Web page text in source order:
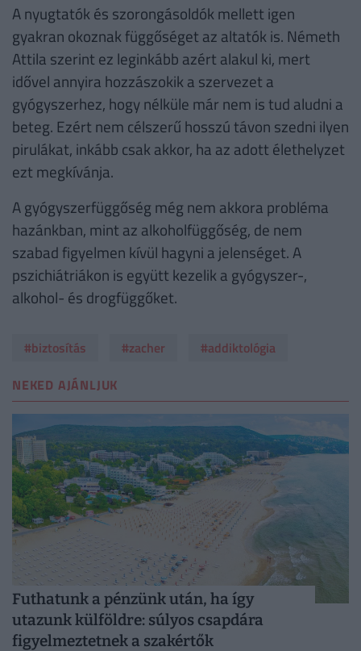
A nyugtatók és szorongásoldók mellett igen
gyakran okoznak függőséget az altatók is. Németh
Attila szerint ez leginkább azért alakul ki, mert
idővel annyira hozzászokik a szervezet a
gyógyszerhez, hogy nélküle már nem is tud aludni a
beteg. Ezért nem célszerű hosszú távon szedni ilyen
pirulákat, inkább csak akkor, ha az adott élethelyzet
ezt megkívánja.
A gyógyszerfüggőség még nem akkora probléma
hazánkban, mint az alkoholfüggőség, de nem
szabad figyelmen kívül hagyni a jelenséget. A
pszichiátriákon is együtt kezelik a gyógyszer-,
alkohol- és drogfüggőket.
#biztosítás #zacher
#addiktológia
NEKED AJÁNLJUK
Futhatunk a pénzünk után, ha így
utazunk külföldre: súlyos csapdára
figyelmeztetnek a szakértők